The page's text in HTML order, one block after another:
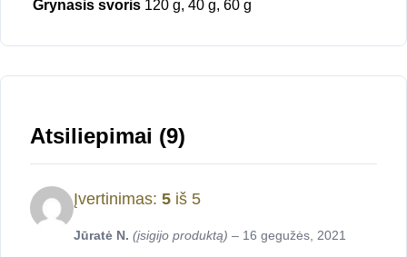
Grynasis svoris 120 g, 40 g, 60 g
Atsiliepimai (9)
Įvertinimas: 5 iš 5
Jūratė N. (įsigijo produktą) – 16 gegužės, 2021